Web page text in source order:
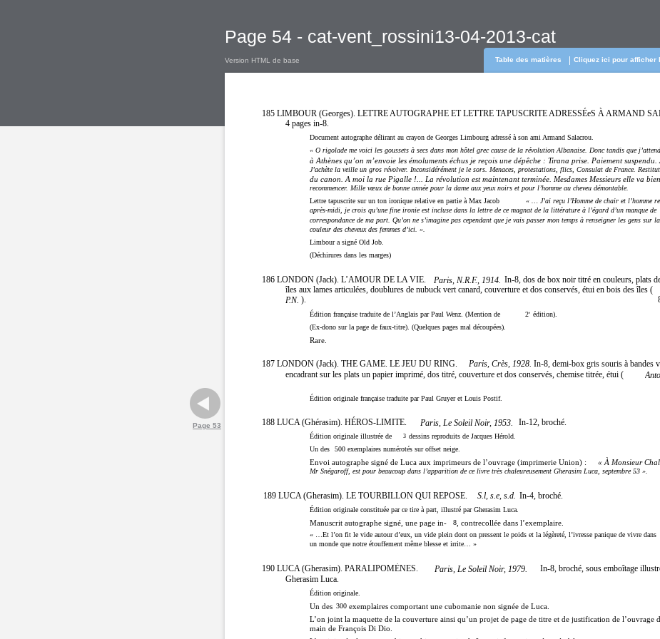
Page 54 - cat-vent_rossini13-04-2013-cat
Version HTML de base Cliquez ici pour afficher
Table des matières
Page 53
185 LIMBOUR (Georges). LETTRE AUTOGRAPHE ET LETTRE TAPUSCRITE ADRESSÉeS À ARMAND
4 pages in-8.
Document autographe délirant au crayon de Georges Limbourg adressé à son ami Armand Salacrou.
« O rigolade me voici les goussets à secs dans mon hôtel grec cause de la révolution Albanaise. Donc tandis que
à Athènes qu’on m’envoie les émoluments échus je reçois une dépêche : Tirana prise. Paiement
J’achète la veille un gros révolver. Inconsidérément je le sors. Menaces, protestations, flics, Consulat de France.
du canon. A moi la rue Pigalle !... La révolution est maintenant terminée. Mesdames Messieurs elle va
recommencer. Mille vœux de bonne année pour la dame aux yeux noirs et pour l’homme au cheveu démontable.
Lettre tapuscrite sur un ton ironique relative en partie à Max Jacob
« … J’ai reçu l’Homme de chair et l’homme
après-midi, je crois qu’une fine ironie est incluse dans la lettre de ce magnat de la littérature à l’égard d’un manque de
correspondance de ma part. Qu’on ne s’imagine pas cependant que je vais passer mon temps à renseigner les gens sur la
couleur des cheveux des femmes d’ici. ».
Limbour a signé Old Job.
(Déchirures dans les marges)
186 LONDON (Jack). L’AMOUR DE LA VIE. Paris, N.R.F., 1914. In-8, dos de box noir titré en couleurs, plats
îles aux lames articulées, doublures de nubuck vert canard, couverture et dos conservés, étui en bois des îles (
P.N. ).
Édition française traduite de l’Anglais par Paul Wenz. (Mention de 2e
édition).
(Ex-dono sur la page de faux-titre). (Quelques pages mal découpées).
Rare.
187 LONDON (Jack). THE GAME. LE JEU DU RING. Paris, Crès, 1928. In-8, demi-box gris souris à bandes
encadrant sur les plats un papier imprimé, dos titré, couverture et dos conservés, chemise titrée, étui (
Édition originale française traduite par Paul Gruyer et Louis Postif.
188 LUCA (Ghérasim). HÉROS-LIMITE. Paris, Le Soleil Noir, 1953. In-12, broché.
Édition originale illustrée de 3 dessins reproduits de Jacques Hérold.
Un des
500 exemplaires numérotés sur offset neige.
Envoi autographe signé de Luca aux imprimeurs de l’ouvrage (imprimerie Union) : « À Monsieur
Mr Snégaroff, est pour beaucoup dans l’apparition de ce livre très chaleureusement Gherasim Luca, septembre 53 ».
189 LUCA (Gherasim). LE TOURBILLON QUI REPOSE. S.l, s.e, s.d. In-4, broché.
Édition originale constituée par ce tire à part, illustré par Gherasim Luca.
Manuscrit autographe signé, une page in- 8 , contrecollée dans l’exemplaire.
« …Et l’on fit le vide autour d’eux, un vide plein dont on pressent le poids et la légèreté, l’ivresse panique de vivre dans
un monde que notre étouffement même blesse et irrite… »
190 LUCA (Gherasim). PARALIPOMÈNES. Paris, Le Soleil Noir, 1979.
In-8, broché, sous emboîtage
Gherasim Luca.
Édition originale.
Un des 300 exemplaires comportant une cubomanie non signée de Luca.
L’on joint la maquette de la couverture ainsi qu’un projet de page de titre et de justification de l’ouvrage
main de François Di Dio.